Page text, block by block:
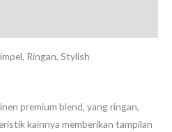
Ringan, Stylish
premium blend, yang ringan,
kainnya memberikan tampilan